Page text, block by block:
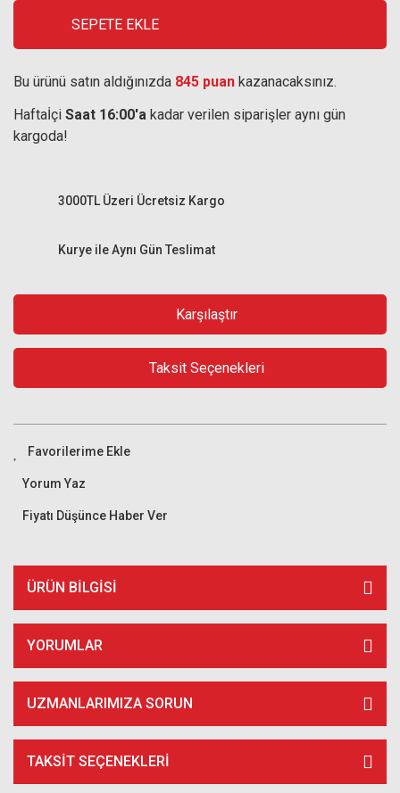
SEPETE EKLE
Bu ürünü satın aldığınızda 845 puan kazanacaksınız.
Haftaİçi Saat 16:00'a kadar verilen siparişler aynı gün
kargoda!
Kurye ile Aynı Gün Teslimat
3000TL Üzeri Ücretsiz Kargo
Karşılaştır
Taksit Seçenekleri
Yorum Yaz
Fiyatı Düşünce Haber Ver
ÜRÜN BILGISI
YORUMLAR
UZMANLARIMIZA SORUN
TAKSIT SEÇENEKLERI